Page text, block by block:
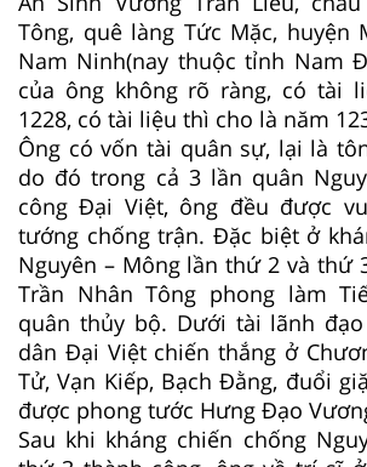
Tông, quê làng Tức Mặc, huyện
Nam Ninh(nay thuộc tỉnh Nam
của ông không rõ ràng, có tài
1228, có tài liệu thì cho là năm
Ông có vốn tài quân sự, lại là
do đó trong cả 3 lần quân
công Đại Việt, ông đều được
tướng chống trận. Đặc biệt ở
Nguyên – Mông lần thứ 2 và thứ
Trần Nhân Tông phong làm
quân thủy bộ. Dưới tài lãnh
dân Đại Việt chiến thắng ở
Tử, Vạn Kiếp, Bạch Đằng, đuổi
được phong tước Hưng Đạo
Sau khi kháng chiến chống